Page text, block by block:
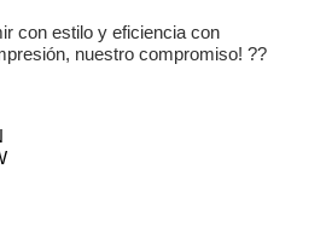
con estilo y eficiencia con
nuestro compromiso! ??️